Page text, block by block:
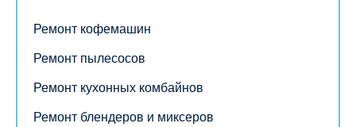
Ремонт кофемашин
Ремонт пылесосов
Ремонт кухонных комбайнов
Ремонт блендеров и миксеров